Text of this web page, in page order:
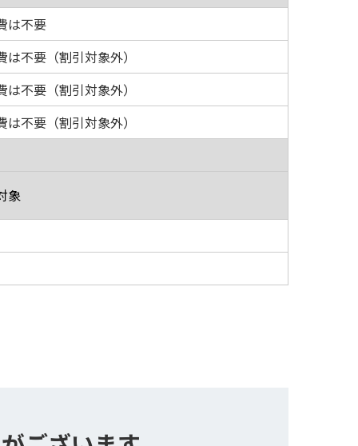
は不要
不要（割引対象外）
不要（割引対象外）
不要（割引対象外）
象